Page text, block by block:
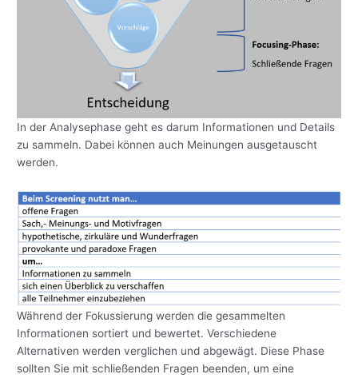
In der Analysephase geht es darum Informationen und Details
zu sammeln. Dabei können auch Meinungen ausgetauscht
werden.
Während der Fokussierung werden die gesammelten
Informationen sortiert und bewertet. Verschiedene
Alternativen werden verglichen und abgewägt. Diese Phase
sollten Sie mit schließenden Fragen beenden, um eine